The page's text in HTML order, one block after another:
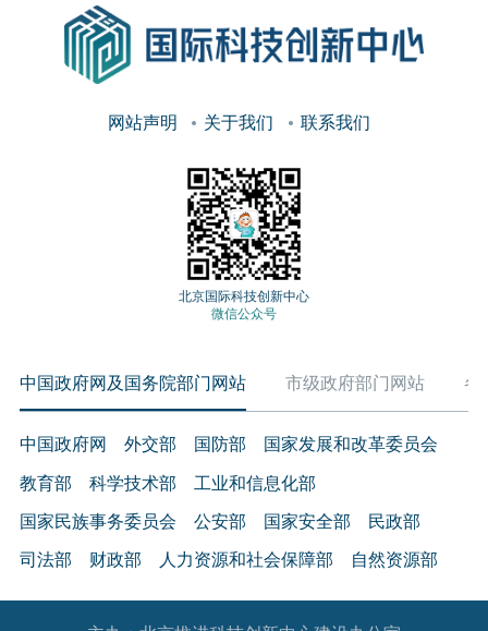
网站声明 关于我们 联系我们
北京国际科技创新中心
微信公众号
中国政府网及国务院部门网站 市级政府部门网站 各
中国政府网 外交部 国防部 国家发展和改革委员会
教育部 科学技术部 工业和信息化部
国家民族事务委员会 公安部 国家安全部 民政部
司法部 财政部 人力资源和社会保障部 自然资源部
生态环境部 住房和城乡建设部 交通运输部 水利部